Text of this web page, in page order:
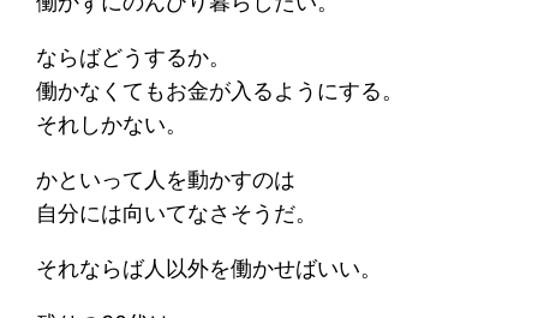
ならばどうするか。
働かなくてもお金が入るようにする。
それしかない。
かといって人を動かすのは
自分には向いてなさそうだ。
それならば人以外を働かせばいい。